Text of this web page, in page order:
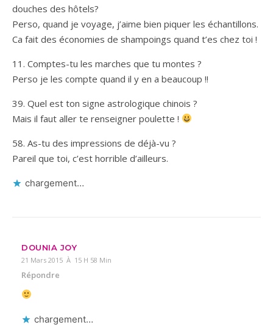
douches des hôtels?
Perso, quand je voyage, j’aime bien piquer les échantillons.
Ca fait des économies de shampoings quand t’es chez toi !
11. Comptes-tu les marches que tu montes ?
Perso je les compte quand il y en a beaucoup !!
39. Quel est ton signe astrologique chinois ?
Mais il faut aller te renseigner poulette !
58. As-tu des impressions de déjà-vu ?
Pareil que toi, c’est horrible d’ailleurs.
chargement…
DOUNIA JOY
21 Mars 2015 À 15 H 58 Min
Répondre
chargement…